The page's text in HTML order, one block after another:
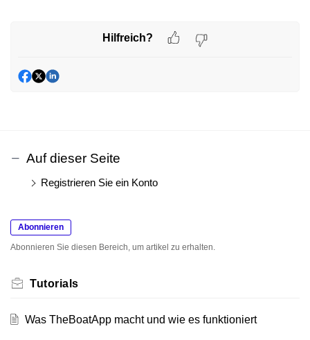
Hilfreich?
Auf dieser Seite
Registrieren Sie ein Konto
Abonnieren
Abonnieren Sie diesen Bereich, um artikel zu erhalten.
Tutorials
Was TheBoatApp macht und wie es funktioniert